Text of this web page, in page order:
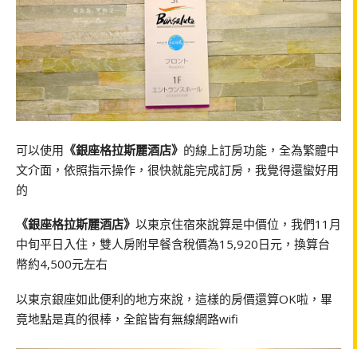
可以使用 《銀座格拉斯麗酒店》 的線上訂房功能，全為繁體中
文介面，依照指示操作，很快就能完成訂房，我覺得還蠻好用
的
《銀座格拉斯麗酒店》 以東京住宿來說算是中價位，我們11月
中旬平日入住，雙人房附早餐含稅價為15,920日元，換算台
幣約4,500元左右
以東京銀座如此便利的地方來說，這樣的房價還算OK啦，畢
竟地點是真的很棒，全館皆有無線網路wifi